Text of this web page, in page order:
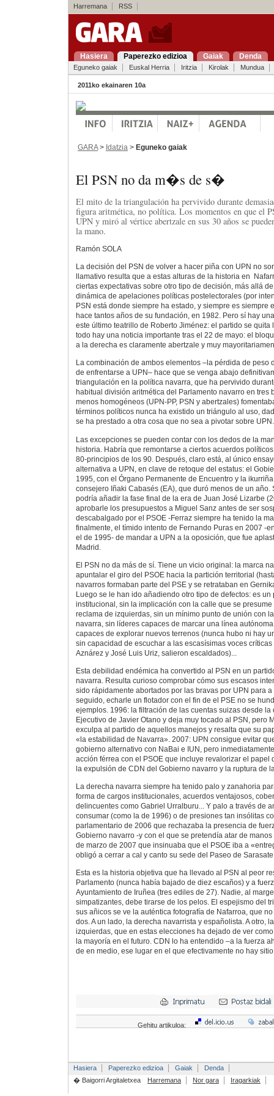
Harremana RSS
Hasiera Paperezko edizioa Gaiak Denda
Eguneko gaiak Euskal Herria Iritzia Kirolak Mundua
2011ko ekainaren 10a
GARA> Idatzia > Eguneko gaiak
El PSN no da m�s de s�
El mito de la triangulación ha pervivido durante
figura aritmética, no política. Los momentos en que el
UPN y miró al vértice abertzale en sus 30 años se
la mano.
Ramón SOLA
La decisión del PSN de volver a hacer piña con UPN no
llamativo resulta que a estas alturas de la historia en
ciertas expectativas sobre otro tipo de decisión, más allá
dinámica de apelaciones políticas postelectorales (por
PSN está donde siempre ha estado, y siempre es siempre
hace tantos años de su fundación, en 1982. Pero sí hay
este último teatrillo de Roberto Jiménez: el partido se quita
todo hay una noticia importante tras el 22 de mayo: el
a la derecha es claramente abertzale y muy
La combinación de ambos elementos –la pérdida de peso
de enfrentarse a UPN– hace que se venga abajo
triangulación en la política navarra, que ha pervivido
habitual división aritmética del Parlamento navarro en tres
menos homogéneos (UPN-PP, PSN y abertzales)
términos políticos nunca ha existido un triángulo al uso,
se ha prestado a otra cosa que no sea a pivotar sobre UPN.
Las excepciones se pueden contar con los dedos de la
historia. Habría que remontarse a ciertos acuerdos
80-principios de los 90. Después, claro está, al único
alternativa a UPN, en clave de retoque del estatus: el
1995, con el Órgano Permanente de Encuentro y la
consejero Iñaki Cabasés (EA), que duró menos de un año.
podría añadir la fase final de la era de Juan José Lizarbe
aprobarle los presupuestos a Miguel Sanz antes de ser
descabalgado por el PSOE -Ferraz siempre ha tenido la
finalmente, el tímido intento de Fernando Puras en 2007 -
el de 1995- de mandar a UPN a la oposición, que fue
Madrid.
El PSN no da más de sí. Tiene un vicio original: la marca
apuntalar el giro del PSOE hacia la partición territorial
navarros formaban parte del PSE y se retrataban en
Luego se le han ido añadiendo otro tipo de defectos: es un
institucional, sin la implicación con la calle que se
reclama de izquierdas, sin un mínimo punto de unión con
navarra, sin líderes capaces de marcar una línea
capaces de explorar nuevos terrenos (nunca hubo ni hay
sin capacidad de escuchar a las escasísimas voces
Aznárez y José Luis Uriz, salieron escaldados)...
Esta debilidad endémica ha convertido al PSN en un
navarra. Resulta curioso comprobar cómo sus escasos
sido rápidamente abortados por las bravas por UPN para
seguido, echarle un flotador con el fin de el PSE no se
ejemplos. 1996: la filtración de las cuentas suizas desde
Ejecutivo de Javier Otano y deja muy tocado al PSN, pero
exculpa al partido de aquellos manejos y resalta que su
«la estabilidad de Navarra». 2007: UPN consigue evitar
gobierno alternativo con NaBai e IUN, pero
acción férrea con el PSOE que incluye revalorizar el papel
la expulsión de CDN del Gobierno navarro y la ruptura de
La derecha navarra siempre ha tenido palo y zanahoria
forma de cargos institucionales, acuerdos ventajosos,
delincuentes como Gabriel Urralburu... Y palo a través de
consumar (como la de 1996) o de presiones tan insólitas
parlamentario de 2006 que rechazaba la presencia de
Gobierno navarro -y con el que se pretendía atar de
de marzo de 2007 que insinuaba que el PSOE iba a
obligó a cerrar a cal y canto su sede del Paseo de
Esta es la historia objetiva que ha llevado al PSN al peor
Parlamento (nunca había bajado de diez escaños) y a
Ayuntamiento de Iruñea (tres ediles de 27). Nadie, al
simpatizantes, debe tirarse de los pelos. El espejismo del
sus añicos se ve la auténtica fotografía de Nafarroa, que
dos. A un lado, la derecha navarrista y españolista. A otro,
izquierdas, que en estas elecciones ha dejado de ver
la mayoría en el futuro. CDN lo ha entendido –a la fuerza
de en medio, ese lugar en el que efectivamente no hay
Gehitu artikuloa:
Hasiera Paperezko edizioa Gaiak
Denda
� Baigorri Argitaletxea
Harremana Nor gara Iragarkiak